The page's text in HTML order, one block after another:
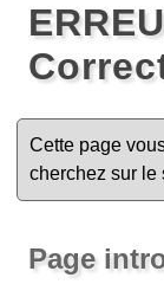
Cette page
cherchez sur le
Page